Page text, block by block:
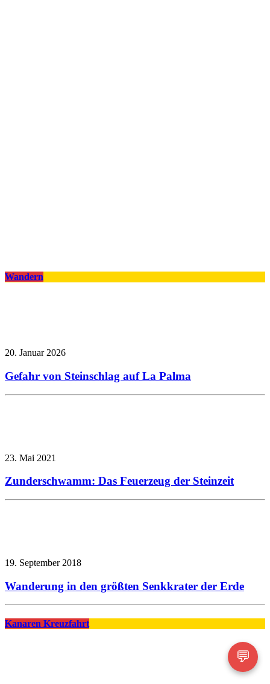
Wandern
20. Januar 2026
Gefahr von Steinschlag auf La Palma
23. Mai 2021
Zunderschwamm: Das Feuerzeug der Steinzeit
19. September 2018
Wanderung in den größten Senkkrater der Erde
Kanaren Kreuzfahrt
💬